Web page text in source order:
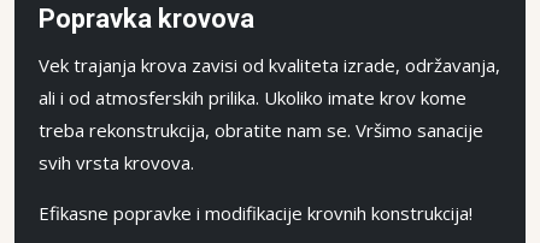
Popravka krovova
Vek trajanja krova zavisi od kvaliteta izrade, održavanja,
ali i od atmosferskih prilika. Ukoliko imate krov kome
treba rekonstrukcija, obratite nam se. Vršimo sanacije
svih vrsta krovova.
Efikasne popravke i modifikacije krovnih konstrukcija!